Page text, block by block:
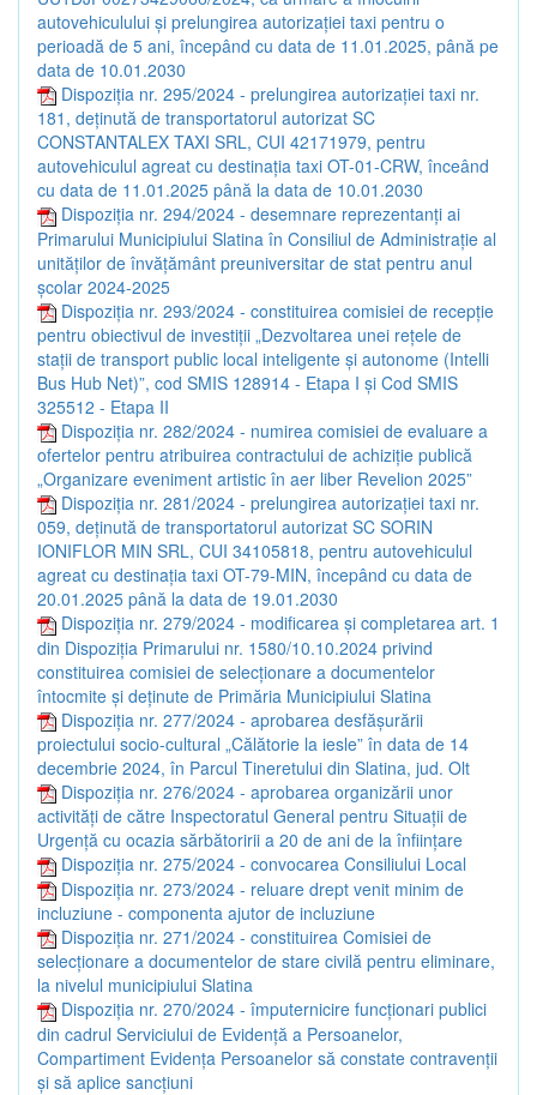
autovehiculului și prelungirea autorizației taxi pentru o
perioadă de 5 ani, începând cu data de 11.01.2025, până pe
data de 10.01.2030
Dispoziția nr. 295/2024 - prelungirea autorizației taxi nr.
181, deținută de transportatorul autorizat SC
CONSTANTALEX TAXI SRL, CUI 42171979, pentru
autovehiculul agreat cu destinația taxi OT-01-CRW, înceând
cu data de 11.01.2025 până la data de 10.01.2030
Dispoziția nr. 294/2024 - desemnare reprezentanți ai
Primarului Municipiului Slatina în Consiliul de Administrație al
unităților de învățământ preuniversitar de stat pentru anul
școlar 2024-2025
Dispoziția nr. 293/2024 - constituirea comisiei de recepție
pentru obiectivul de investiții „Dezvoltarea unei rețele de
stații de transport public local inteligente și autonome (Intelli
Bus Hub Net)”, cod SMIS 128914 - Etapa I și Cod SMIS
325512 - Etapa II
Dispoziția nr. 282/2024 - numirea comisiei de evaluare a
ofertelor pentru atribuirea contractului de achiziție publică
„Organizare eveniment artistic în aer liber Revelion 2025”
Dispoziția nr. 281/2024 - prelungirea autorizației taxi nr.
059, deținută de transportatorul autorizat SC SORIN
IONIFLOR MIN SRL, CUI 34105818, pentru autovehiculul
agreat cu destinația taxi OT-79-MIN, începând cu data de
20.01.2025 până la data de 19.01.2030
Dispoziția nr. 279/2024 - modificarea și completarea art. 1
din Dispoziția Primarului nr. 1580/10.10.2024 privind
constituirea comisiei de selecționare a documentelor
întocmite și deținute de Primăria Municipiului Slatina
Dispoziția nr. 277/2024 - aprobarea desfășurării
proiectului socio-cultural „Călătorie la iesle” în data de 14
decembrie 2024, în Parcul Tineretului din Slatina, jud. Olt
Dispoziția nr. 276/2024 - aprobarea organizării unor
activități de către Inspectoratul General pentru Situații de
Urgență cu ocazia sărbătoririi a 20 de ani de la înființare
Dispoziția nr. 275/2024 - convocarea Consiliului Local
Dispoziția nr. 273/2024 - reluare drept venit minim de
incluziune - componenta ajutor de incluziune
Dispoziția nr. 271/2024 - constituirea Comisiei de
selecționare a documentelor de stare civilă pentru eliminare,
la nivelul municipiului Slatina
Dispoziția nr. 270/2024 - împuternicire funcționari publici
din cadrul Serviciului de Evidență a Persoanelor,
Compartiment Evidența Persoanelor să constate contravenții
și să aplice sancțiuni